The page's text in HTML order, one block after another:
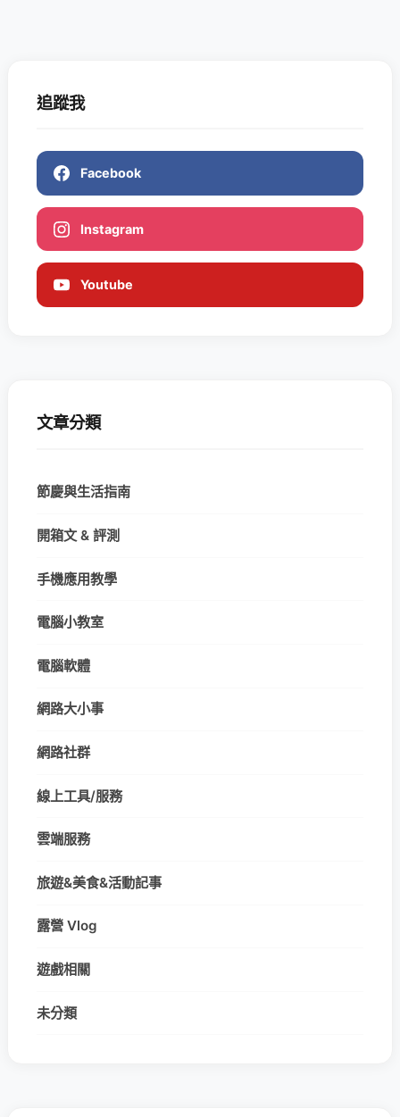
追蹤我
Facebook
Instagram
Youtube
文章分類
節慶與生活指南
開箱文 & 評測
手機應用教學
電腦小教室
電腦軟體
網路大小事
網路社群
線上工具/服務
雲端服務
旅遊&美食&活動記事
露營 Vlog
遊戲相關
未分類